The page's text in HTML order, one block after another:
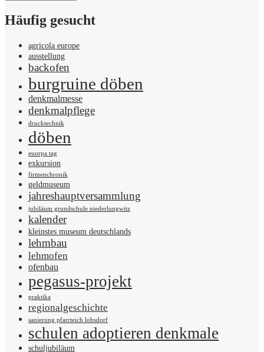
Häufig gesucht
agricola europe
ausstellung
backofen
burgruine döben
denkmalmesse
denkmalpflege
drucktechnik
döben
euorpa tag
exkursion
firmenchronik
geldmuseum
jahreshauptversammlung
jubiläum grundschule niederlungwitz
kalender
kleinstes museum deutschlands
lehmbau
lehmofen
ofenbau
pegasus-projekt
praktika
regionalgeschichte
sanierung pfarrteich lobsdorf
schulen adoptieren denkmale
schuljubiläum